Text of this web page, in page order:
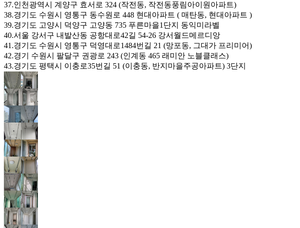
37.인천광역시 계양구 효서로 324 (작전동, 작전동풍림아이원아파트)
38.경기도 수원시 영통구 동수원로 448 현대아파트 ( 매탄동, 현대아파트 )
39.경기도 고양시 덕양구 고양동 735 푸른마을1단지 동익미라벨
40.서울 강서구 내발산동 공항대로42길 54-26 강서월드메르디앙
41.경기도 수원시 영통구 덕영대로1484번길 21 (망포동, 그대가 프리미어)
42.경기 수원시 팔달구 권광로 243 (인계동 465 래미안 노블클래스)
43.경기도 평택시 이충로35번길 51 (이충동, 반지마을주공아파트) 3단지